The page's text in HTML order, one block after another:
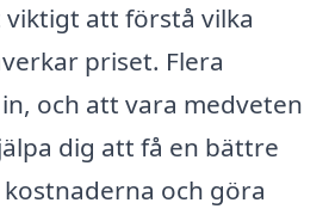
viktigt att förstå vilka
priset. Flera
och att vara medveten
dig att få en bättre
och göra